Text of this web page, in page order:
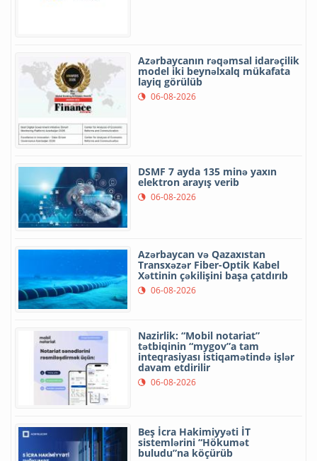
Azərbaycanın rəqəmsal idarəçilik
model iki beynəlxalq mükafata
layiq görülüb
06-08-2026
DSMF 7 ayda 135 minə yaxın
elektron arayış verib
06-08-2026
Azərbaycan və Qazaxıstan
Transxəzər Fiber-Optik Kabel
Xəttinin çəkilişini başa çatdırıb
06-08-2026
Nazirlik: “Mobil notariat”
tətbiqinin “mygov”a tam
inteqrasiyası istiqamətində işlər
davam etdirilir
06-08-2026
Beş İcra Hakimiyyəti İT
sistemlərini “Hökumət
buludu”na köçürüb